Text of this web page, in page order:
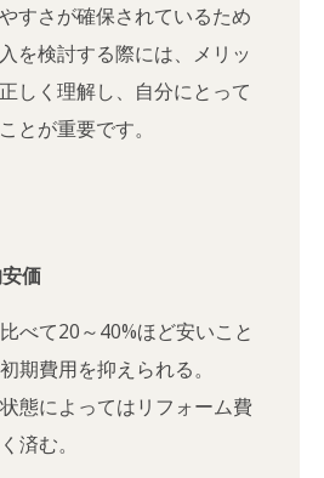
すさが確保されているため
を検討する際には、メリッ
しく理解し、自分にとって
とが重要です。
価
べて20～40%ほど安いこと
期費用を抑えられる。
態によってはリフォーム費
済む。